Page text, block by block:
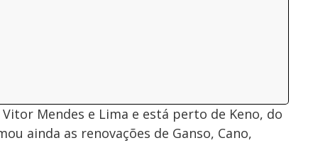
Mendes e Lima e está perto de Keno, do
ainda as renovações de Ganso, Cano,